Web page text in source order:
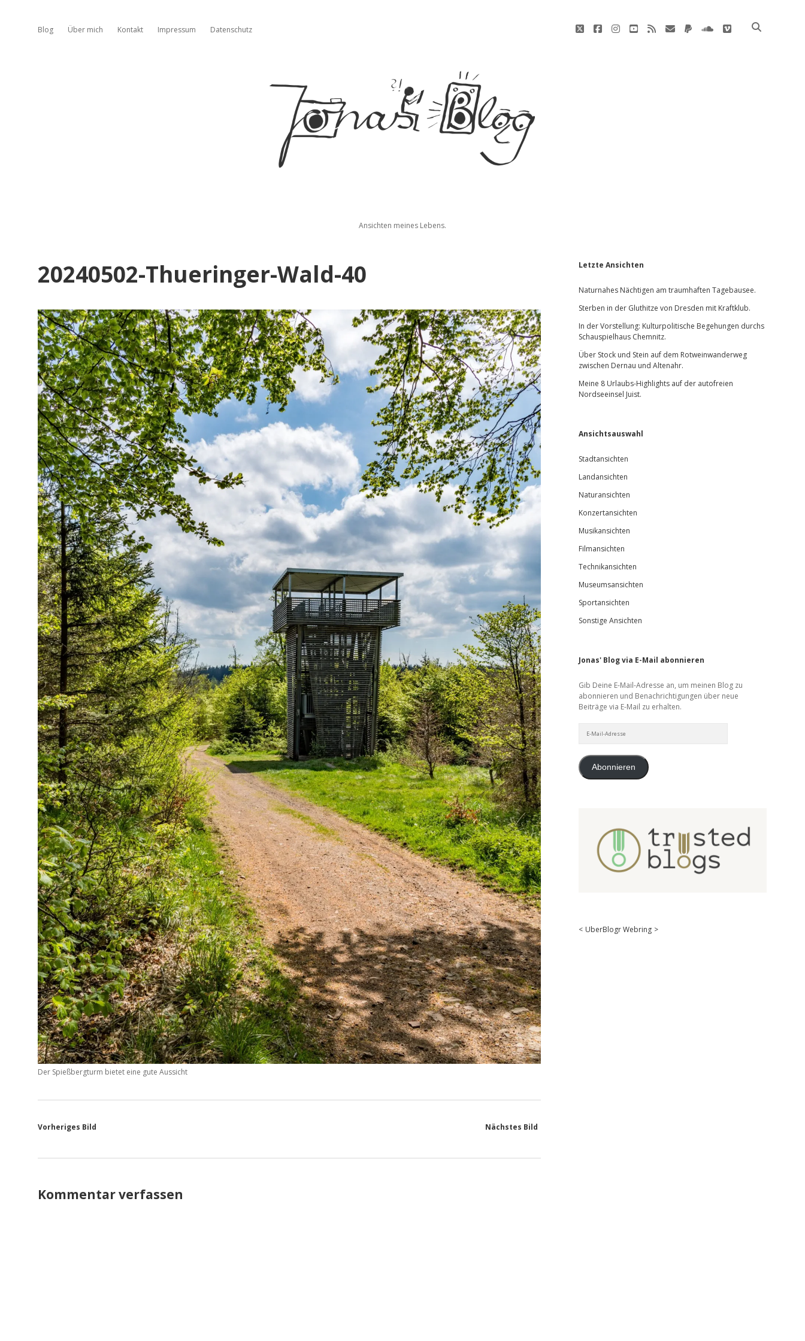
Blog Über mich Kontakt Impressum Datenschutz twitterfacebookinstagram
youtube
rss E-
paypalsoundcloud
vimeo
Jonas'
Blog
Ansichten meines Lebens.
20240502-Thueringer-Wald-40
Der Spießbergturm bietet eine gute Aussicht
Vorheriges Bild Nächstes Bild
Kommentar verfassen
Sidebar
Letzte Ansichten
Naturnahes Nächtigen am traumhaften Tagebausee.
Sterben in der Gluthitze von Dresden mit Kraftklub.
In der Vorstellung: Kulturpolitische Begehungen durchs
Schauspielhaus Chemnitz.
Über Stock und Stein auf dem Rotweinwanderweg
zwischen Dernau und Altenahr.
Meine 8 Urlaubs-Highlights auf der autofreien
Nordseeinsel Juist.
Ansichtsauswahl
Stadtansichten
Landansichten
Naturansichten
Konzertansichten
Musikansichten
Filmansichten
Technikansichten
Museumsansichten
Sportansichten
Sonstige Ansichten
Jonas' Blog via E-Mail abonnieren
Gib Deine E-Mail-Adresse an, um meinen Blog zu
abonnieren und Benachrichtigungen über neue
Beiträge via E-Mail zu erhalten.
Mail-
Abonnieren
< UberBlogr Webring >